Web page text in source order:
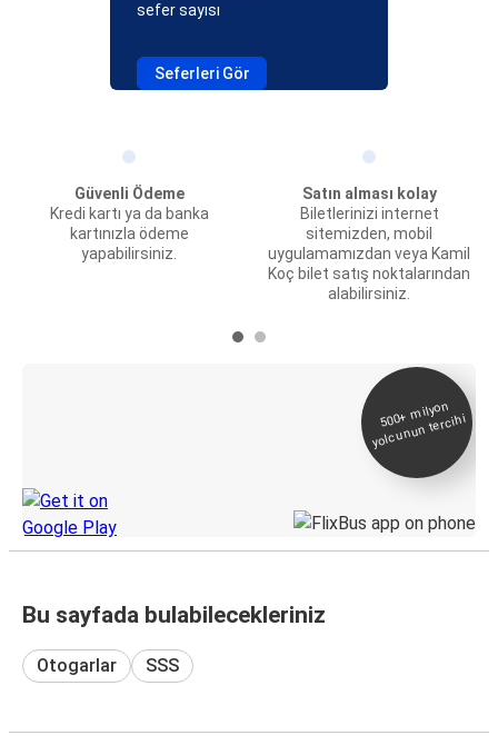
sefer sayısı
Seferleri Gör
Güvenli Ödeme
Kredi kartı ya da banka
kartınızla ödeme
yapabilirsiniz.
Satın alması kolay
Biletlerinizi internet
sitemizden, mobil
uygulamamızdan veya Kamil
Koç bilet satış noktalarından
alabilirsiniz.
500+
milyon
yolcunun tercihi
Bu sayfada bulabilecekleriniz
Otogarlar SSS